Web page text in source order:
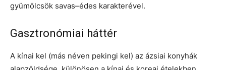
gyümölcsök savas–édes karakterével.
Gasztronómiai háttér
A kínai kel (más néven pekingi kel) az ázsiai konyhák